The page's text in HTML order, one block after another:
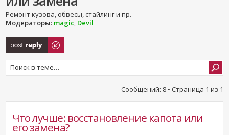
Ремонт кузова, обвесы, стайлинг и пр.
Модераторы: magic, Devil
Ответить
Сообщений: 8 • Страница 1 из 1
Что лучше: восстановление капота или
его замена?